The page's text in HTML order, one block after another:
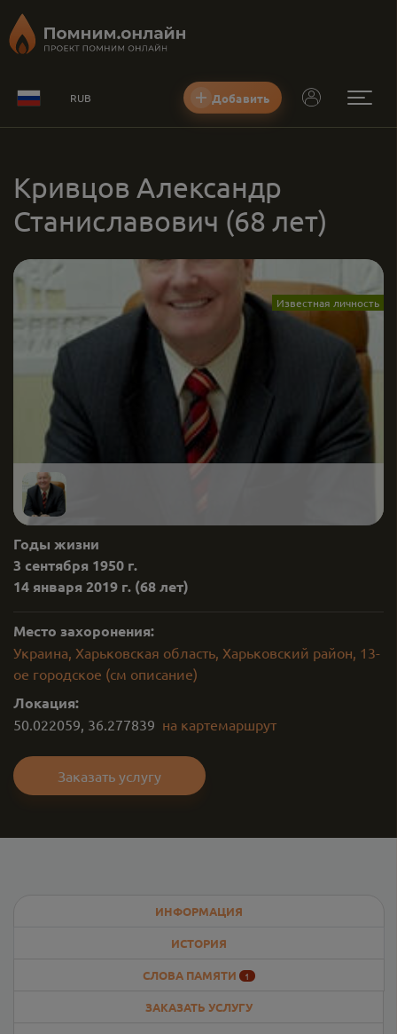
RUB Добавить
Кривцов Александр
Станиславович (68 лет)
Известная личность
Годы жизни
3 сентября 1950 г.
14 января 2019 г. (68 лет)
Место захоронения:
Украина, Харьковская область, Харьковский район, 13-
ое городское (см описание)
Локация:
50.022059, 36.277839 на картемаршрут
Заказать услугу
ИНФОРМАЦИЯ
ИСТОРИЯ
СЛОВА ПАМЯТИ 1
ЗАКАЗАТЬ УСЛУГУ